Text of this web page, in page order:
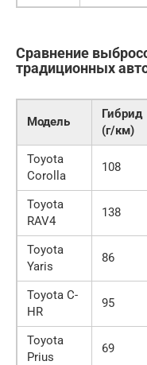
Сравнение
традиционных
Модель
Гибрид
(г/км)
Toyota
Corolla
108
Toyota
RAV4
138
Toyota
Yaris
86
Toyota C-
HR
95
Toyota
Prius
69